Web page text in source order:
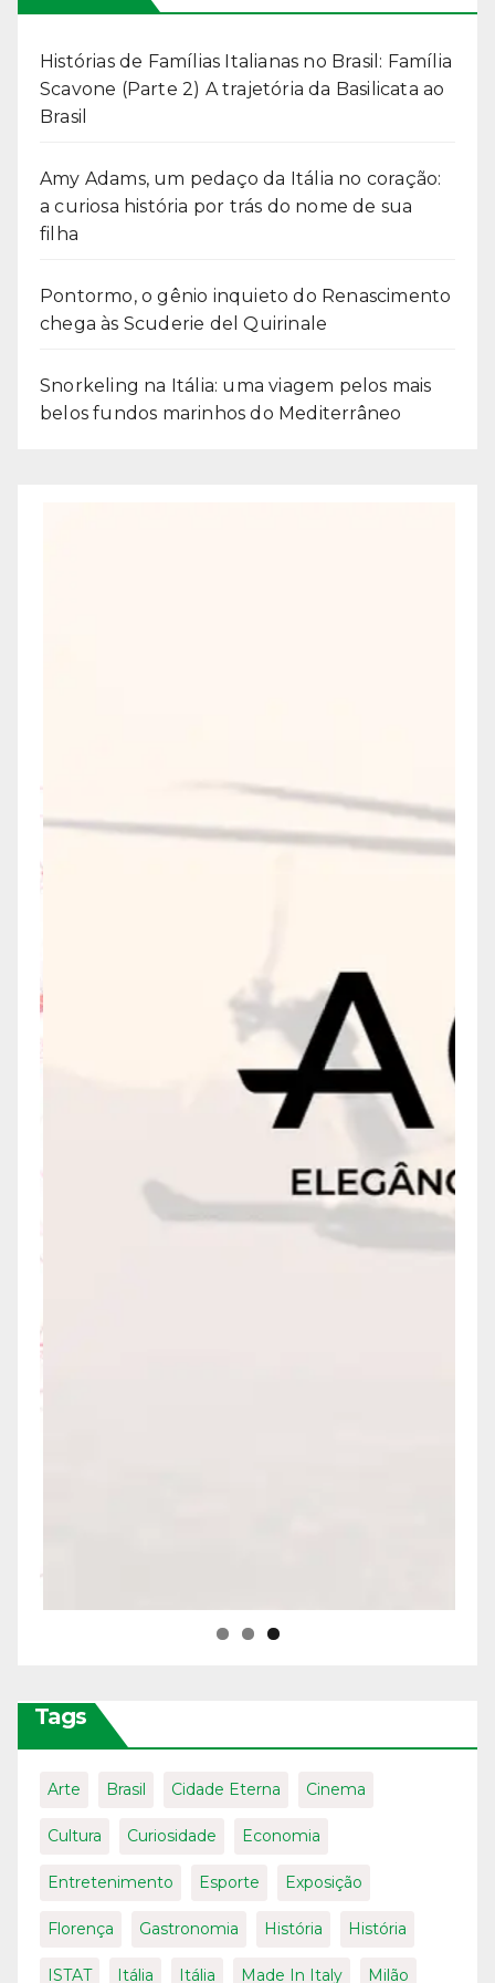
Histórias de Famílias Italianas no Brasil: Família
Scavone (Parte 2) A trajetória da Basilicata ao
Brasil
Amy Adams, um pedaço da Itália no coração:
a curiosa história por trás do nome de sua
filha
Pontormo, o gênio inquieto do Renascimento
chega às Scuderie del Quirinale
Snorkeling na Itália: uma viagem pelos mais
belos fundos marinhos do Mediterrâneo
Tags
Arte Brasil Cidade Eterna Cinema
Cultura Curiosidade Economia
Entretenimento Esporte Exposição
Florença Gastronomia História História
ISTAT Itália Itália Made In Italy Milão